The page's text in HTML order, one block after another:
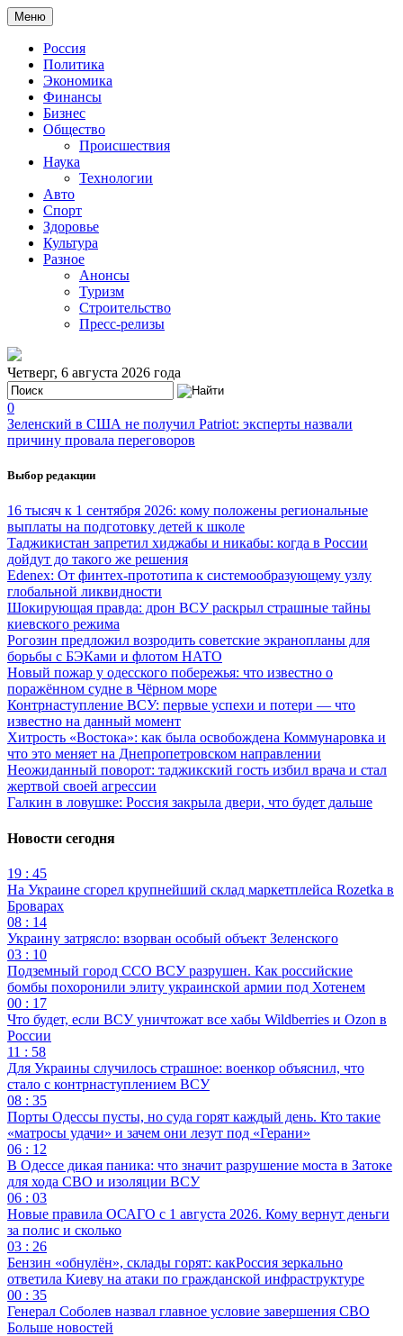
Меню
Россия
Политика
Экономика
Финансы
Бизнес
Общество
Происшествия
Наука
Технологии
Авто
Спорт
Здоровье
Культура
Разное
Анонсы
Туризм
Строительство
Пресс-релизы
Четверг, 6 августа 2026 года
0
Зеленский в США не получил Patriot: эксперты назвали
причину провала переговоров
Выбор редакции
16 тысяч к 1 сентября 2026: кому положены региональные
выплаты на подготовку детей к школе
Таджикистан запретил хиджабы и никабы: когда в России
дойдут до такого же решения
Edenex: От финтех-прототипа к системообразующему узлу
глобальной ликвидности
Шокирующая правда: дрон ВСУ раскрыл страшные тайны
киевского режима
Рогозин предложил возродить советские экранопланы для
борьбы с БЭКами и флотом НАТО
Новый пожар у одесского побережья: что известно о
поражённом судне в Чёрном море
Контрнаступление ВСУ: первые успехи и потери — что
известно на данный момент
Хитрость «Востока»: как была освобождена Коммунаровка и
что это меняет на Днепропетровском направлении
Неожиданный поворот: таджикский гость избил врача и стал
жертвой своей агрессии
Галкин в ловушке: Россия закрыла двери, что будет дальше
Новости сегодня
19 : 45
На Украине сгорел крупнейший склад маркетплейса Rozetka в
Броварах
08 : 14
Украину затрясло: взорван особый объект Зеленского
03 : 10
Подземный город ССО ВСУ разрушен. Как российские
бомбы похоронили элиту украинской армии под Хотенем
00 : 17
Что будет, если ВСУ уничтожат все хабы Wildberries и Ozon в
России
11 : 58
Для Украины случилось страшное: военкор объяснил, что
стало с контрнаступлением ВСУ
08 : 35
Порты Одессы пусты, но суда горят каждый день. Кто такие
«матросы удачи» и зачем они лезут под «Герани»
06 : 12
В Одессе дикая паника: что значит разрушение моста в Затоке
для хода СВО и изоляции ВСУ
06 : 03
Новые правила ОСАГО с 1 августа 2026. Кому вернут деньги
за полис и сколько
03 : 26
Бензин «обнулён», склады горят: какРоссия зеркально
ответила Киеву на атаки по гражданской инфраструктуре
00 : 35
Генерал Соболев назвал главное условие завершения СВО
Больше новостей